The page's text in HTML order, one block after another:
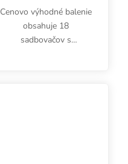
Cenovo výhodné balenie
obsahuje 18
sadbovačov s